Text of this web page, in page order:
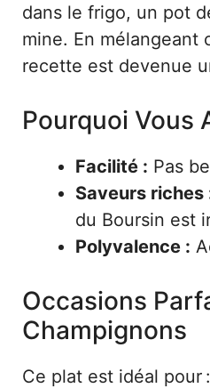
dans le frigo, un pot
mine. En mélangeant
recette est devenue
Pourquoi Vous
Facilité : Pas
Saveurs riches
du Boursin est
Polyvalence :
Occasions
Champignons
Ce plat est idéal pour :